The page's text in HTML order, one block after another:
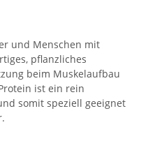
und Menschen mit
pflanzliches
beim Muskelaufbau
ist ein rein
somit speziell geeignet